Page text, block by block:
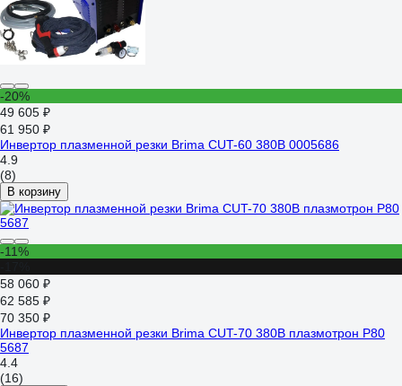
-20%
49 605 ₽
61 950 ₽
Инвертор плазменной резки Brima CUT-60 380В 0005686
4.9
(8)
В корзину
-11%
58 060 ₽
62 585 ₽
70 350 ₽
Инвертор плазменной резки Brima CUT-70 380В плазмотрон P80
5687
4.4
(16)